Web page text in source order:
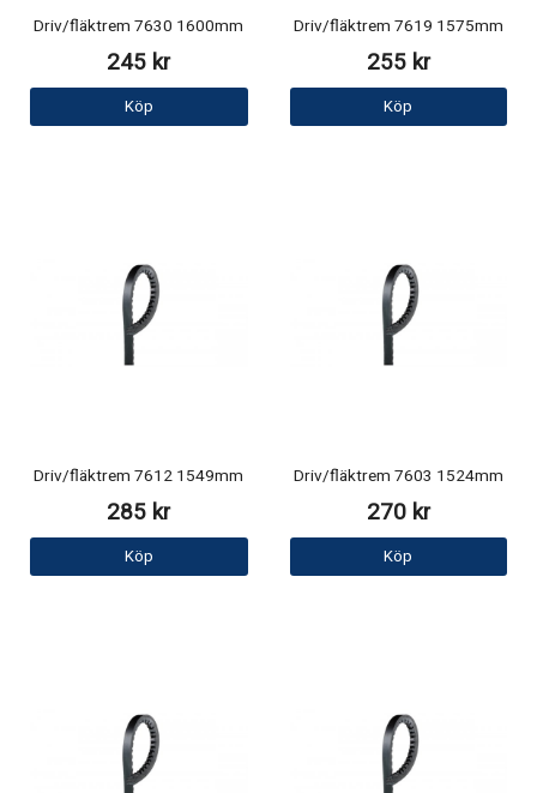
Driv/fläktrem 7630 1600mm
245 kr
Köp
Driv/fläktrem 7619 1575mm
255 kr
Köp
Driv/fläktrem 7612 1549mm
285 kr
Köp
Driv/fläktrem 7603 1524mm
270 kr
Köp